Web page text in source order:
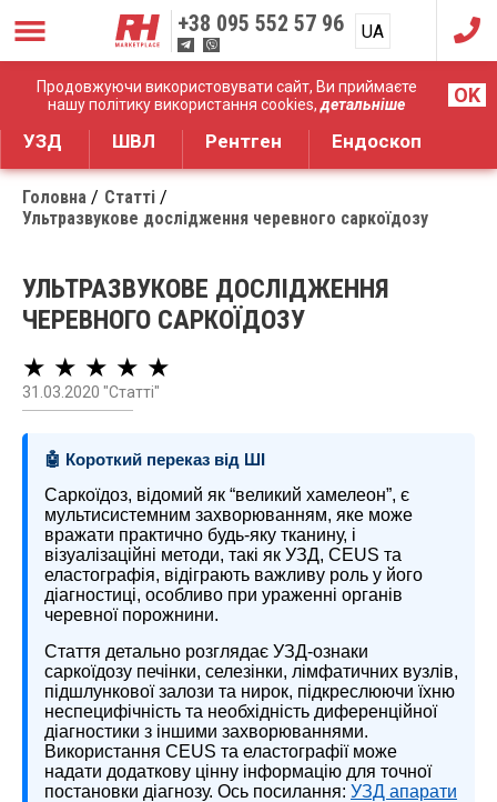
Продовжуючи використовувати сайт, Ви приймаєте
нашу політику використання cookies,детальніше OK
+38 095 552 57 96 UA
RU
Дистрибуція медичного обладнання
УЗД ШВЛ Рентген Ендоскоп
Головна
Статті
Ультразвукове дослідження черевного саркоїдозу
УЛЬТРАЗВУКОВЕ ДОСЛІДЖЕННЯ
ЧЕРЕВНОГО САРКОЇДОЗУ
★ ★ ★ ★ ★
31.03.2020 "Статті"
🤖 Короткий переказ від ШІ
Саркоїдоз, відомий як “великий хамелеон”, є
мультисистемним захворюванням, яке може
вражати практично будь-яку тканину, і
візуалізаційні методи, такі як УЗД, CEUS та
еластографія, відіграють важливу роль у його
діагностиці, особливо при ураженні органів
черевної порожнини.
Стаття детально розглядає УЗД-ознаки
саркоїдозу печінки, селезінки, лімфатичних вузлів,
підшлункової залози та нирок, підкреслюючи їхню
неспецифічність та необхідність диференційної
діагностики з іншими захворюваннями.
Використання CEUS та еластографії може
надати додаткову цінну інформацію для точної
постановки діагнозу. Ось посилання: УЗД апарати